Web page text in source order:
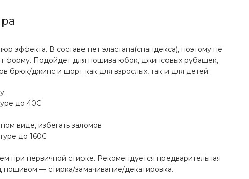
эффекта. В составе нет эластана(спандекса), поэтому не
форму. Подойдет для пошива юбок, джинсовых рубашек,
брюк/джинс и шорт как для взрослых, так и для детей.
до 40С
виде, избегать заломов
до 160С
при первичной стирке. Рекомендуется предварительная
пошивом — стирка/замачивание/декатировка.